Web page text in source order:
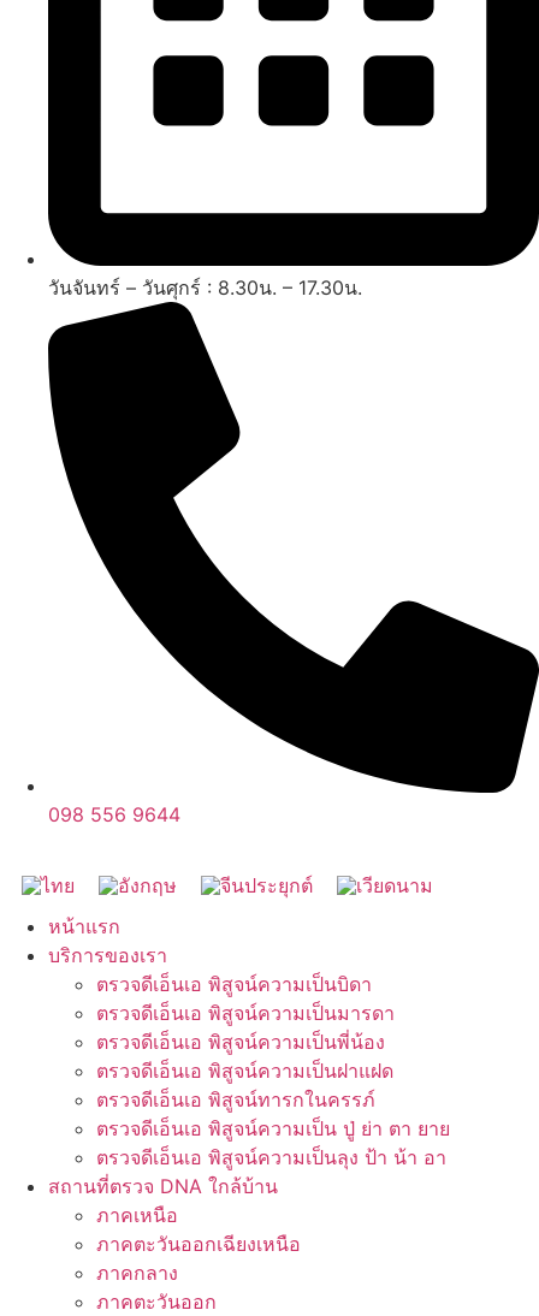
วันจันทร์ – วันศุกร์ : 8.30น. – 17.30น.
098 556 9644
หน้าแรก
บริการของเรา
ตรวจดีเอ็นเอ พิสูจน์ความเป็นบิดา
ตรวจดีเอ็นเอ พิสูจน์ความเป็นมารดา
ตรวจดีเอ็นเอ พิสูจน์ความเป็นพี่น้อง
ตรวจดีเอ็นเอ พิสูจน์ความเป็นฝาแฝด
ตรวจดีเอ็นเอ พิสูจน์ทารกในครรภ์
ตรวจดีเอ็นเอ พิสูจน์ความเป็น ปู่ ย่า ตา ยาย
ตรวจดีเอ็นเอ พิสูจน์ความเป็นลุง ป้า น้า อา
สถานที่ตรวจ DNA ใกล้บ้าน
ภาคเหนือ
ภาคตะวันออกเฉียงเหนือ
ภาคกลาง
ภาคตะวันออก